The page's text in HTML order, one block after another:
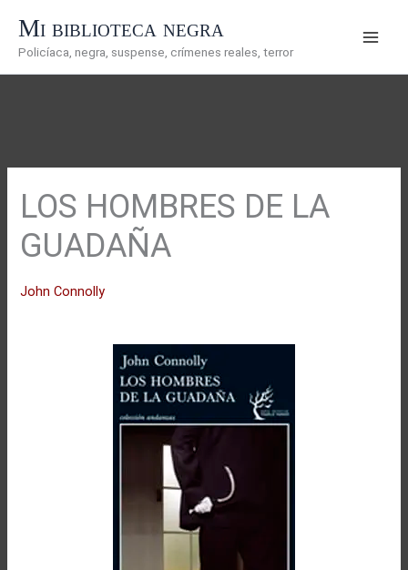
contenido
Mi biblioteca negra
Policíaca, negra, suspense, crímenes reales, terror
LOS HOMBRES DE LA
GUADAÑA
John Connolly